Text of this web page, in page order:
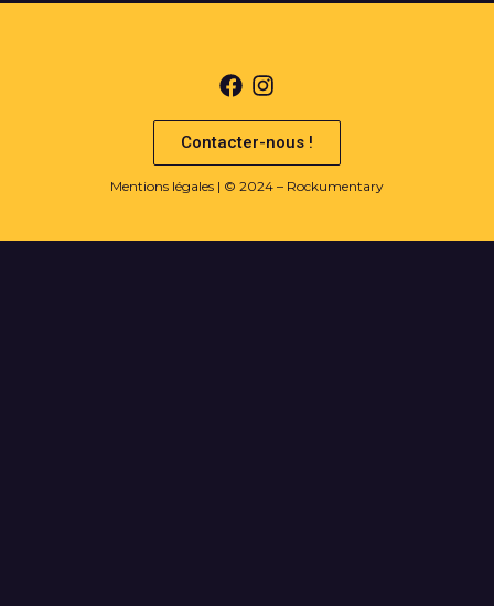
Contacter-nous !
Mentions légales | © 2024 – Rockumentary